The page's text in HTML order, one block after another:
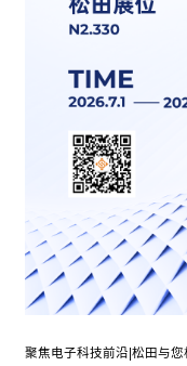
聚焦电子科技前沿|松田与